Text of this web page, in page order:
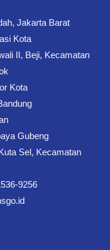
Jakarta Barat
Kota
II, Beji, Kecamatan
Kota
Gubeng
Sel, Kecamatan
9256